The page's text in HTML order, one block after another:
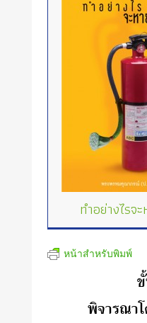
ทำอย่างไรจ
หน้าสำหรับพิมพ์
พิจารณา